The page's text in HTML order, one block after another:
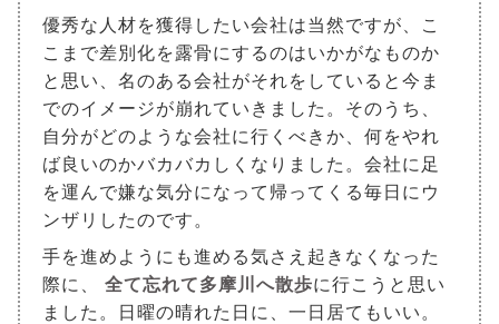
優秀な人材を獲得したい会社は当然ですが、こ
こまで差別化を露骨にするのはいかがなものか
と思い、名のある会社がそれをしていると今ま
でのイメージが崩れていきました。そのうち、
自分がどのような会社に行くべきか、何をやれ
ば良いのかバカバカしくなりました。会社に足
を運んで嫌な気分になって帰ってくる毎日にウ
ンザリしたのです。
手を進めようにも進める気さえ起きなくなった
際に、
全て忘れて多摩川へ散歩に行こうと思い
ました。日曜の晴れた日に、一日居てもいい。